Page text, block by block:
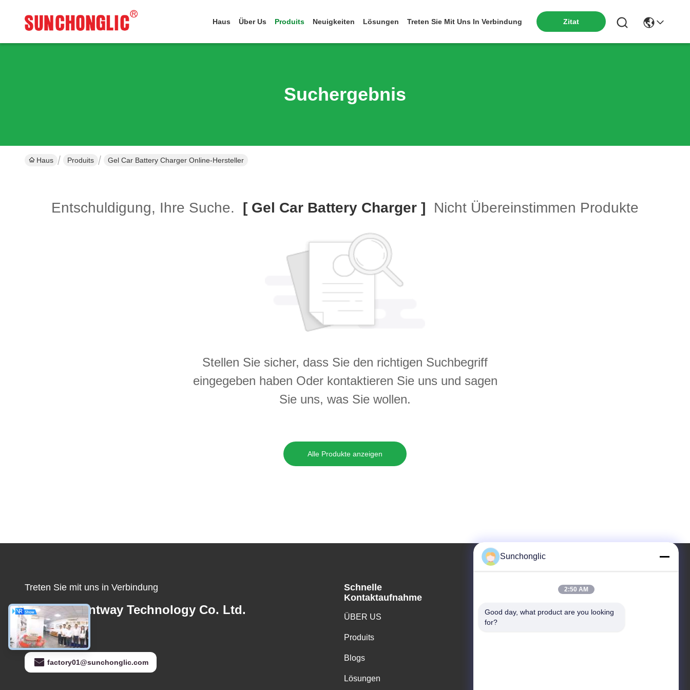
Haus Über Us Produits Neuigkeiten Lösungen Treten Sie Mit Uns In Verbindung Zitat
Suchergebnis
Haus Produits Gel Car Battery Charger Online-Hersteller
Entschuldigung, Ihre Suche. [ Gel Car Battery Charger ] Nicht Übereinstimmen Produkte
Stellen Sie sicher, dass Sie den richtigen Suchbegriff
eingegeben haben Oder kontaktieren Sie uns und sagen
Sie uns, was Sie wollen.
Alle Produkte anzeigen
Treten Sie mit uns in Verbindung
Foshan Suntway Technology Co. Ltd.
E-Mail-Adresse
factory01@sunchonglic.com
Schnelle
Kontaktaufnahme
ÜBER US
Produits
Blogs
Lösungen
Unsere Adresse
Guangdong, China
Sunchonglic
2:50 AM
Good day, what product are you looking
for?